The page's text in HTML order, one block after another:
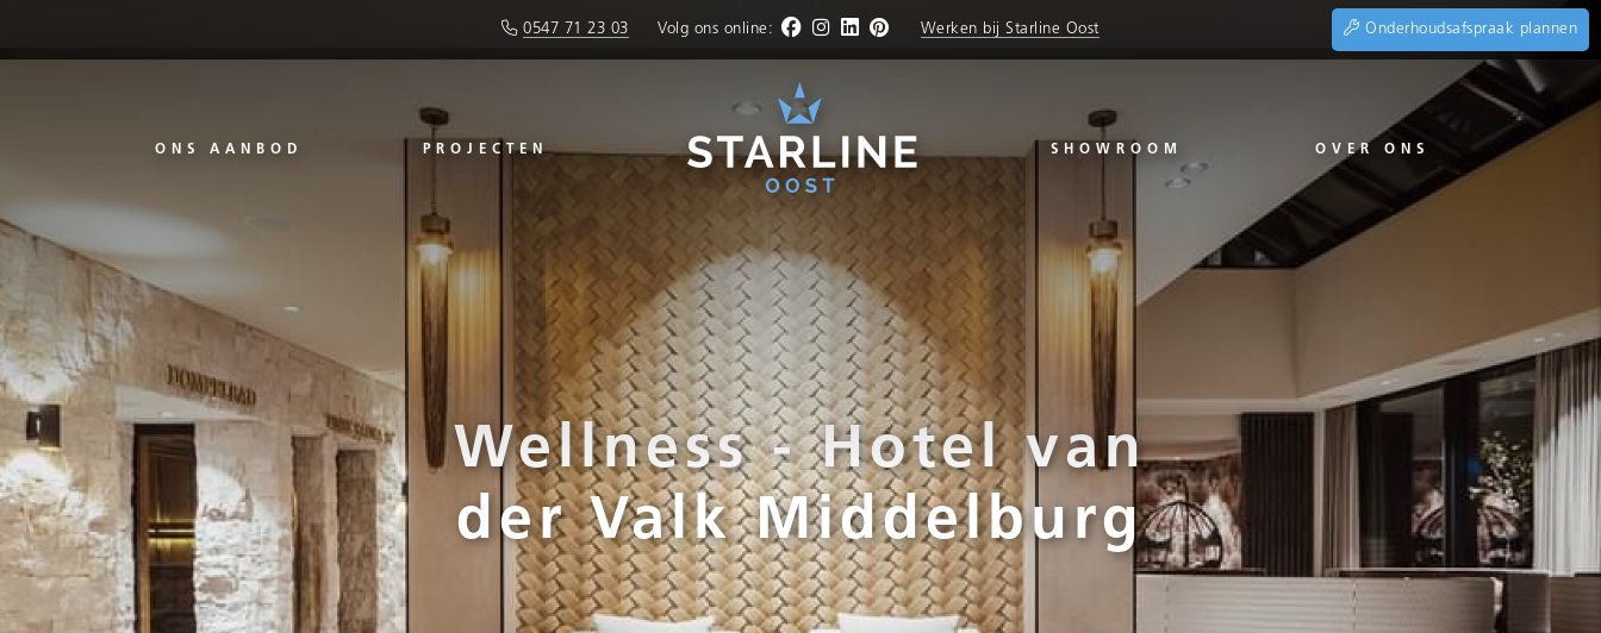
0547 71 23 03 Volg ons online: Werken bij Starline Oost Onderhoudsafspraak plannen
ONS AANBOD PROJECTEN SHOWROOM OVER ONS
Wellness - Hotel van
der Valk Middelburg